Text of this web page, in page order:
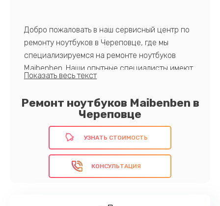
Ремонт ноутбуков Maibenben в
Череповце
Добро пожаловать в наш сервисный центр по
ремонту ноутбуков в Череповце, где мы
специализируемся на ремонте ноутбуков
Maibenben. Наши опытные специалисты имеют
глубокие знания и практический опыт работы
нам обеспечивать высококачественный
ремонт в кратчайшие сроки. Мы используем
только оригинальные запчасти и
предоставляем гарантию на все выполненные
работы. Кроме того, мы стремимся предложить
наиболее конкурентоспособные цены на
УЗНАТЬ СТОИМОСТЬ
КОНСУЛЬТАЦИЯ